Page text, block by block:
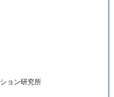
ョン研究所